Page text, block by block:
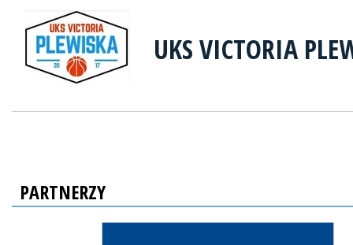
UKS VICTORIA
PARTNERZY